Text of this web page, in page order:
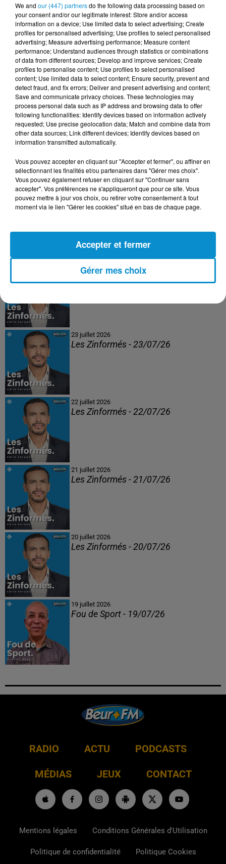
horrible mais on continue…
pourquoi l'homme a toujours fait et aimé faire la guerre ?
« Il y a sur terre de telles immensités de misère, de
détresse, de gêne et d'horreur, que l'homme heureux n'y
peut songer sans prendre honte de son bonheur. »
(André Gide)
DERNIERS PODCASTS
24 juillet 2026
Les Zinformés - 24/07/26
23 juillet 2026
Les Zinformés - 23/07/26
22 juillet 2026
Les Zinformés - 22/07/26
21 juillet 2026
Les Zinformés - 21/07/26
20 juillet 2026
Les Zinformés - 20/07/26
19 juillet 2026
Fou de Sport - 19/07/26
RADIO ACTU PODCASTS
MÉDIAS JEUX CONTACT
Mentions légales Conditions Générales d'Utilisation
Politique de confidentialité Politique Cookies
We and our (447) partnersdo the following data processing based on
your consent and/or our legitimate interest: Store and/or access
information on a device; Use limited data to select advertising; Create
profiles for personalised advertising; Use profiles to select personalised
advertising; Measure advertising performance; Measure content
performance; Understand audiences through statistics or combinations
of data from different sources; Develop and improve services; Create
profiles to personalise content; Use profiles to select personalised
content; Use limited data to select content; Ensure security, prevent and
detect fraud, and fix errors; Deliver and present advertising and content;
Save and communicate privacy choices. These technologies may
process personal data such as IP address and browsing data to offer
following functionalities: Identify devices based on information actively
requested; Use precise geolocation data; Match and combine data from
other data sources; Link different devices; Identify devices based on
information transmitted automatically.
Vous pouvez accepter en cliquant sur "Accepter et fermer", ou affiner en
sélectionnant les finalités et/ou partenaires dans "Gérer mes choix".
Vous pouvez également refuser en cliquant sur "Continuer sans
accepter". Vos préférences ne s'appliqueront que pour ce site. Vous
pouvez mettre à jour vos choix, ou retirer votre consentement à tout
moment via le lien "Gérer les cookies" situé en bas de chaque page.
Gérer mes choix
Accepter et fermer